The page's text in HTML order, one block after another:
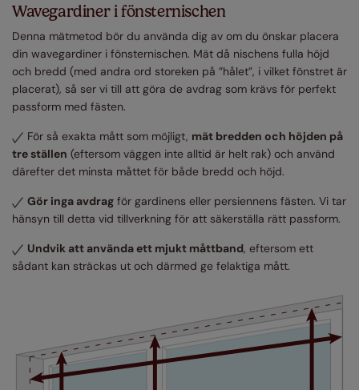
Wavegardiner i fönsternischen
Denna mätmetod bör du använda dig av om du önskar placera
din wavegardiner i fönsternischen. Mät då nischens fulla höjd
och bredd (med andra ord storeken på ”hålet”, i vilket fönstret är
placerat), så ser vi till att göra de avdrag som krävs för perfekt
passform med fästen.
För så exakta mått som möjligt, mät bredden och höjden på
tre ställen (eftersom väggen inte alltid är helt rak) och använd
därefter det minsta måttet för både bredd och höjd.
Gör inga avdrag för gardinens eller persiennens fästen. Vi tar
hänsyn till detta vid tillverkning för att säkerställa rätt passform.
Undvik att använda ett mjukt måttband, eftersom ett
sådant kan sträckas ut och därmed ge felaktiga mått.